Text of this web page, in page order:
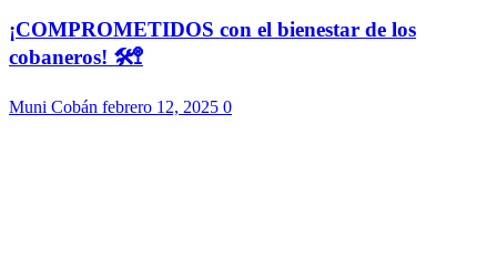
¡COMPROMETIDOS con el bienestar de los
cobaneros! 🛠️🚏
Muni Cobán febrero 12, 2025 0